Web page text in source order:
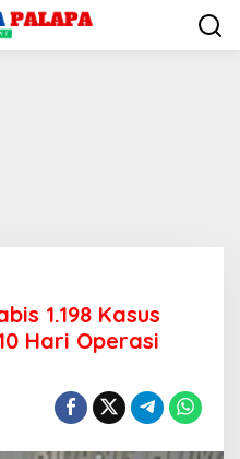
1.198 Kasus
Hari Operasi